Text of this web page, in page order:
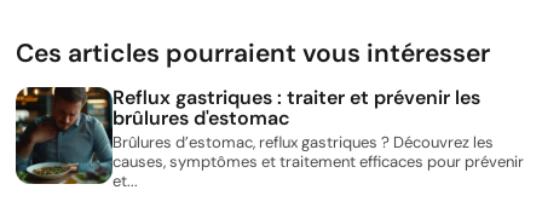
Ces articles pourraient vous intéresser
Reflux gastriques : traiter et prévenir les
brûlures d'estomac
Brûlures d’estomac, reflux gastriques ? Découvrez les
causes, symptômes et traitement efficaces pour prévenir
et...